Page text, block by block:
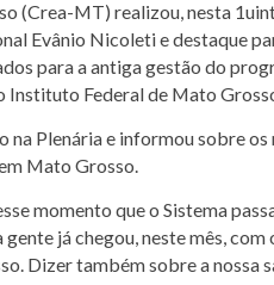
(Crea-MT) realizou, nesta
Evânio Nicoleti e destaque
para a antiga gestão do
Instituto Federal de Mato
Plenária e informou sobre os
Mato Grosso.
momento que o Sistema
já chegou, neste mês,
Dizer também sobre a nossa